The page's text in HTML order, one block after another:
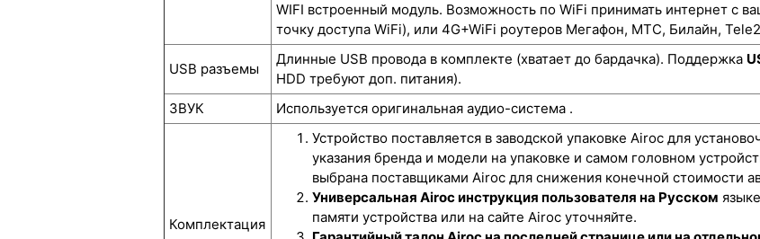
WIFI встроенный модуль. Возможность по WiFi принимать интернет с
точку доступа WiFi), или 4G+WiFi роутеров Мегафон, МТС, Билайн,
USB разъемы
Длинные USB провода в комплекте (хватает до бардачка). Поддержка
HDD требуют доп. питания).
ЗВУК
Используется оригинальная аудио-система .
Комплектация
Устройство поставляется в заводской упаковке Airoc для
указания бренда и модели на упаковке и самом головном
выбрана поставщиками Airoc для снижения конечной стоимости
Универсальная Airoc инструкция пользователя на Русском
памяти устройства или на сайте Airoc уточняйте.